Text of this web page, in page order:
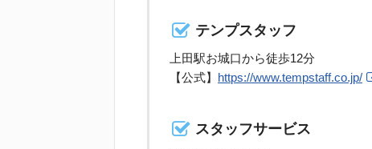
テンプスタッフ
上田駅お城口から徒歩12分
【公式】
https://www.tempstaff.co.jp/
スタッフサービス